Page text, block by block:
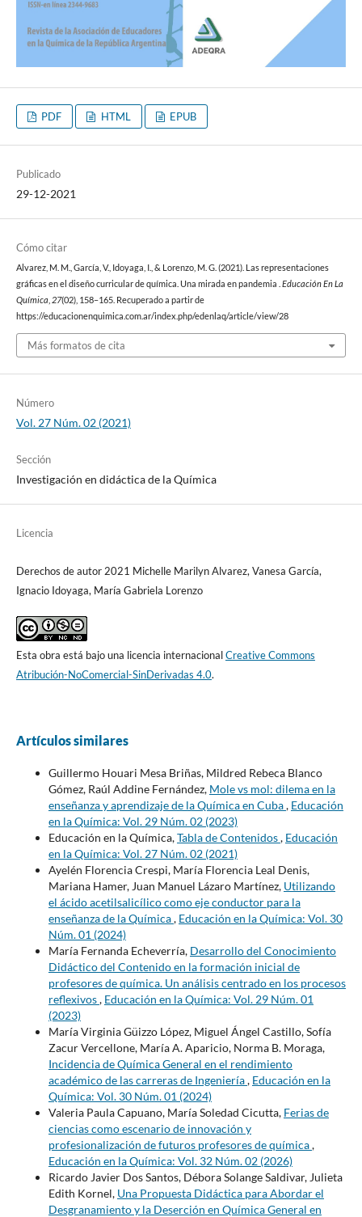
PDF HTML EPUB
Publicado
29-12-2021
Cómo citar
Alvarez, M. M., García, V., Idoyaga, I., & Lorenzo, M. G. (2021). Las representaciones
gráficas en el diseño curricular de química. Una mirada en pandemia . Educación En La
Química 27(02), 158–165. Recuperado a partir de
https://educacionenquimica.com.ar/index.php/edenlaq/article/view/28
Más formatos de cita
Número
Vol. 27 Núm. 02 (2021)
Sección
Investigación en didáctica de la Química
Licencia
Derechos de autor 2021 Michelle Marilyn Alvarez, Vanesa García,
Ignacio Idoyaga, María Gabriela Lorenzo
Esta obra está bajo una licencia internacionalCreative Commons
Atribución-NoComercial-SinDerivadas 4.0.
Artículos similares
Guillermo Houari Mesa Briñas, Mildred Rebeca Blanco
Gómez, Raúl Addine Fernández, Mole vs mol: dilema en la
enseñanza y aprendizaje de la Química en Cuba, Educación
en la Química: Vol. 29 Núm. 02 (2023)
Educación en la Química,Tabla de Contenidos, Educación
en la Química: Vol. 27 Núm. 02 (2021)
Ayelén Florencia Crespi, María Florencia Leal Denis,
Mariana Hamer, Juan Manuel Lázaro Martínez, Utilizando
el ácido acetilsalicílico como eje conductor para la
enseñanza de la Química, Educación en la Química: Vol. 30
Núm. 01 (2024)
María Fernanda Echeverría, Desarrollo del Conocimiento
Didáctico del Contenido en la formación inicial de
profesores de química. Un análisis centrado en los procesos
reflexivos, Educación en la Química: Vol. 29 Núm. 01
(2023)
María Virginia Güizzo López, Miguel Ángel Castillo, Sofía
Zacur Vercellone, María A. Aparicio, Norma B. Moraga,
Incidencia de Química General en el rendimiento
académico de las carreras de Ingeniería, Educación en la
Química: Vol. 30 Núm. 01 (2024)
Valeria Paula Capuano, María Soledad Cicutta, Ferias de
ciencias como escenario de innovación y
profesionalización de futuros profesores de química,
Educación en la Química: Vol. 32 Núm. 02 (2026)
Ricardo Javier Dos Santos, Débora Solange Saldivar, Julieta
Edith Kornel, Una Propuesta Didáctica para Abordar el
Desgranamiento y la Deserción en Química General en